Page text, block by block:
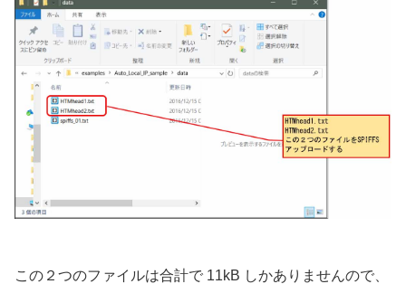
この２つのファイルは合計で 11kB しかありませんので、